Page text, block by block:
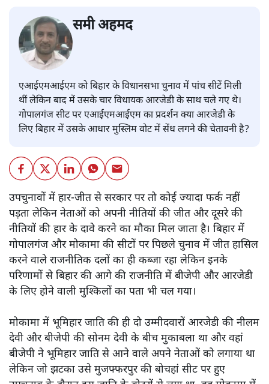
समी अहमद
एआईएमआईएम को बिहार के विधानसभा चुनाव में पांच सीटें मिली
थीं लेकिन बाद में उसके चार विधायक आरजेडी के साथ चले गए थे।
गोपालगंज सीट पर एआईएमआईएम का प्रदर्शन क्या आरजेडी के
लिए बिहार में उसके आधार मुस्लिम वोट में सेंध लगने की चेतावनी है?
उपचुनावों में हार-जीत से सरकार पर तो कोई ज्यादा फर्क नहीं
पड़ता लेकिन नेताओं को अपनी नीतियों की जीत और दूसरे की
नीतियों की हार के दावे करने का मौका मिल जाता है। बिहार में
गोपालगंज और मोकामा की सीटों पर पिछले चुनाव में जीत हासिल
करने वाले राजनीतिक दलों का ही कब्जा रहा लेकिन इनके
परिणामों से बिहार की आगे की राजनीति में बीजेपी और आरजेडी
के लिए होने वाली मुश्किलों का पता भी चल गया।
मोकामा में भूमिहार जाति की ही दो उम्मीदवारों आरजेडी की नीलम
देवी और बीजेपी की सोनम देवी के बीच मुकाबला था और वहां
बीजेपी ने भूमिहार जाति से आने वाले अपने नेताओं को लगाया था
लेकिन जो झटका उसे मुजफ्फरपुर की बोचहां सीट पर हुए